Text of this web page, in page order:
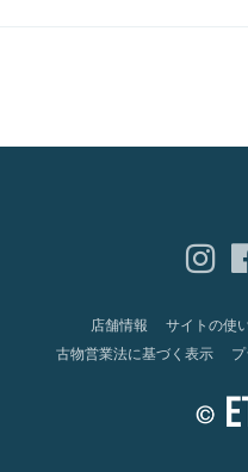
店舗情報 サイトの使
古物営業法に基づく表示